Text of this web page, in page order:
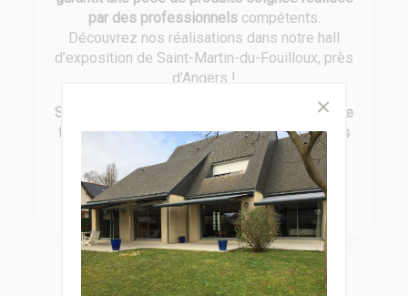
par des professionnelscompétents.
Découvrez nos réalisations dans notre hall
d’exposition de Saint-Martin-du-Fouilloux, près
d’Angers !
Soucieux de vous offrir le meilleur en terme de
fiabilité, nous travaillons avec despartenaires
reconnus pour leurs produits de qualité:
Somfy, Bel’M, Fybolia, Gypass, Profils
Systèmes, Siaco France et CAME.